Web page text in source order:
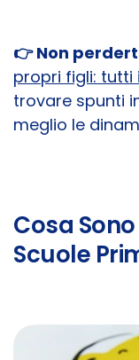
👉 Non
propri figli: tutti
trovare spunti
meglio le
Cosa
Scuole